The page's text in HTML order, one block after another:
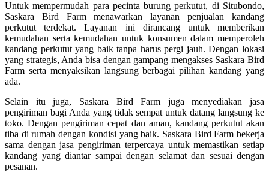
Untuk mempermudah para pecinta burung perkutut, di Situbondo,
Saskara Bird Farm menawarkan layanan penjualan kandang
perkutut terdekat. Layanan ini dirancang untuk memberikan
kemudahan serta kemudahan untuk konsumen dalam memperoleh
kandang perkutut yang baik tanpa harus pergi jauh. Dengan lokasi
yang strategis, Anda bisa dengan gampang mengakses Saskara Bird
Farm serta menyaksikan langsung berbagai pilihan kandang yang
ada.
Selain itu juga, Saskara Bird Farm juga menyediakan jasa
pengiriman bagi Anda yang tidak sempat untuk datang langsung ke
toko. Dengan pengiriman cepat dan aman, kandang perkutut akan
tiba di rumah dengan kondisi yang baik. Saskara Bird Farm bekerja
sama dengan jasa pengiriman terpercaya untuk memastikan setiap
kandang yang diantar sampai dengan selamat dan sesuai dengan
pesanan.